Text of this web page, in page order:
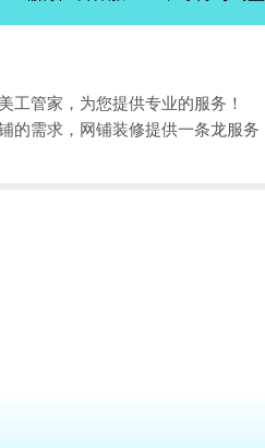
工管家，为您提供专业的服务！
的需求，网铺装修提供一条龙服务